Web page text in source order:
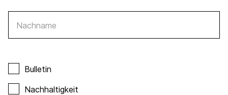
Nachname
Bulletin
Nachhaltigkeit